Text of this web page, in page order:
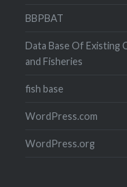
BBPBAT
Data Base Of Existing
and Fisheries
fish base
WordPress.com
WordPress.org